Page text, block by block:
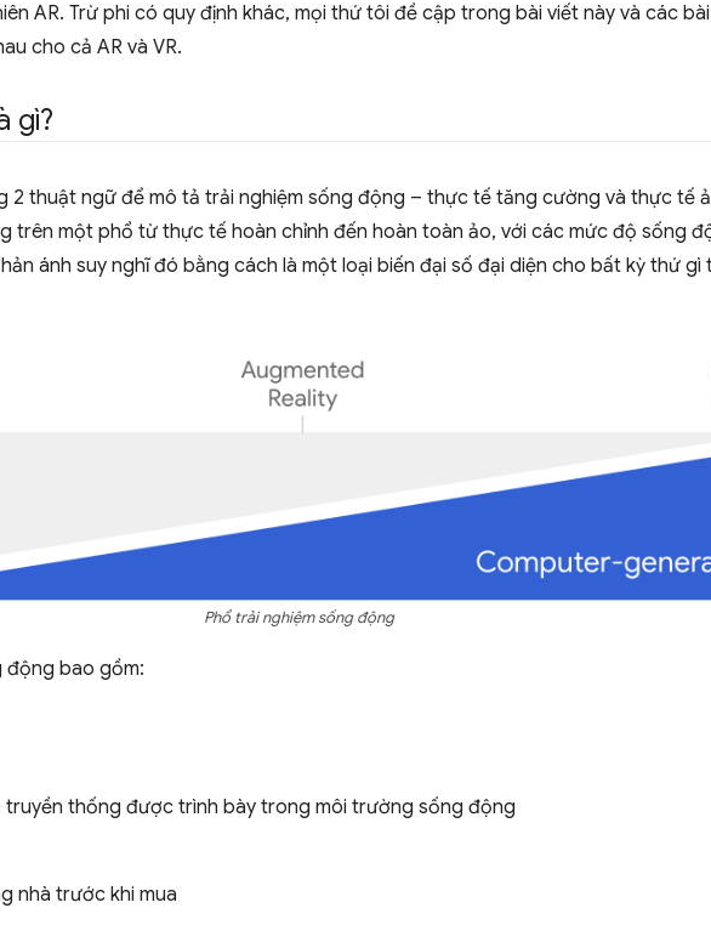
AR. Trừ phi có quy định khác, mọi thứ tôi đề cập trong bài viết này và các
cho cả AR và VR.
gì?
2 thuật ngữ để mô tả trải nghiệm sống động – thực tế tăng cường và thực tế
trên một phổ từ thực tế hoàn chỉnh đến hoàn toàn ảo, với các mức độ sống
ánh suy nghĩ đó bằng cách là một loại biến đại số đại diện cho bất kỳ thứ
Phổ trải nghiệm sống động
động bao gồm:
truyền thống được trình bày trong môi trường sống động
nhà trước khi mua